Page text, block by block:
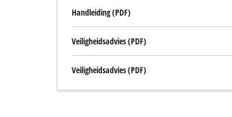
Handleiding (PDF)
Veiligheidsadvies (PDF)
Veiligheidsadvies (PDF)